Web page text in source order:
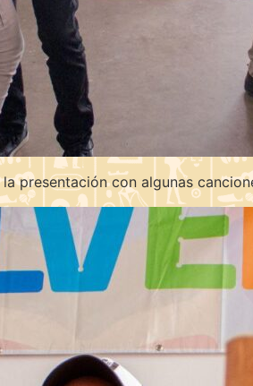
presentación con algunas